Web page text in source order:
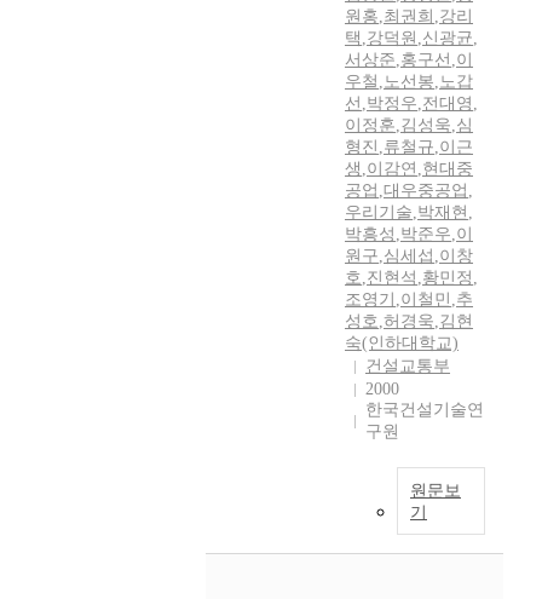
원홍,최권희 ,강리
택 ,강덕원 ,신광균,
서상준,홍구선 ,이
우철 ,노선봉,노갑
선 ,박정우,전대영 ,
이정훈,김성욱,심
형진 ,류철규,이근
생 ,이감연 ,현대중
공업 ,대우중공업 ,
우리기술,박재현 ,
박흥성 ,박준우,이
원구,심세섭 ,이창
호,진현석 ,황민정 ,
조영기 ,이철민 ,추
성호,허경욱,김현
숙(인하대학교)
건설교통부
2000
한국건설기술연
구원
원문보
기